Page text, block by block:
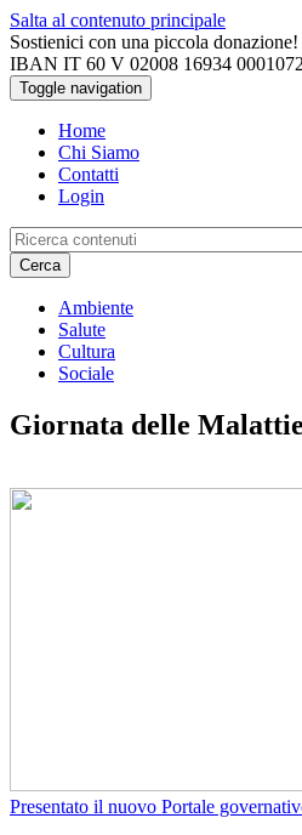
Salta al contenuto principale
Sostienici con una piccola donazione!
IBAN IT 60 V 02008 16934
Toggle navigation
Home
Chi Siamo
Contatti
Login
Cerca
Ambiente
Salute
Cultura
Sociale
Giornata delle
Presentato il nuovo Portale